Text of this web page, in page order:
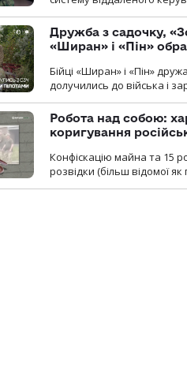
Дружба з садочку,
«Ширан» і «Пін»
Бійці «Ширан» і «Пін»
долучились до війська і
Робота над собою:
коригування
Конфіскацію майна та 15
розвідки (більш відомої як